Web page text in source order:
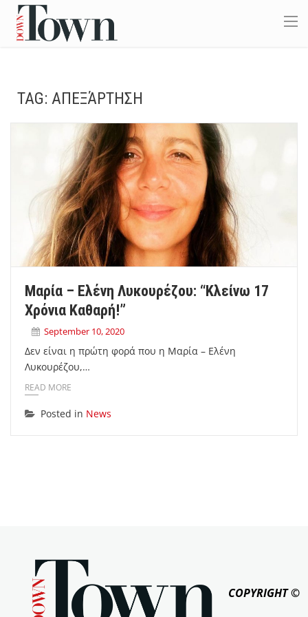
TAG: ΑΠΕΞΆΡΤΗΣΗ
Μαρία – Ελένη Λυκουρέζου: “Κλείνω 17
Χρόνια Καθαρή!”
September 10, 2020
Δεν είναι η πρώτη φορά που η Μαρία – Ελένη
Λυκουρέζου,…
READ MORE
Posted in News
COPYRIGHT ©